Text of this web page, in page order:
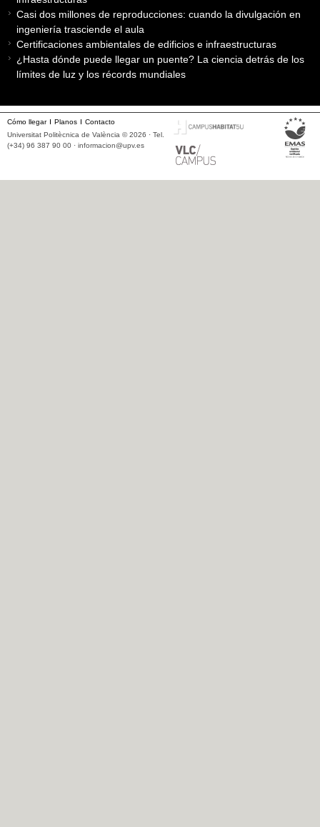
Casi dos millones de reproducciones: cuando la divulgación en
ingeniería trasciende el aula
Certificaciones ambientales de edificios e infraestructuras
¿Hasta dónde puede llegar un puente? La ciencia detrás de los
límites de luz y los récords mundiales
Cómo llegar Planos
Contacto
Universitat Politècnica de València © 2026 · Tel.
(+34) 96 387 90 00 · informacion@upv.es